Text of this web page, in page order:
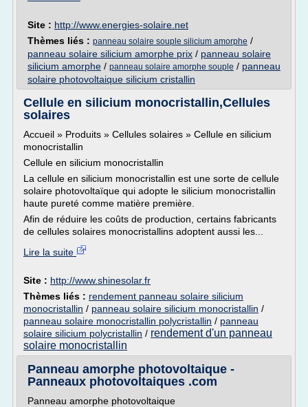
Site : http://www.energies-solaire.net
Thèmes liés : panneau solaire souple silicium amorphe /
panneau solaire silicium amorphe prix / panneau solaire
silicium amorphe / panneau solaire amorphe souple / panneau
solaire photovoltaique silicium cristallin
Cellule en silicium monocristallin,Cellules
solaires
Accueil » Produits » Cellules solaires » Cellule en silicium
monocristallin
Cellule en silicium monocristallin
La cellule en silicium monocristallin est une sorte de cellule
solaire photovoltaïque qui adopte le silicium monocristallin
haute pureté comme matière première.
Afin de réduire les coûts de production, certains fabricants
de cellules solaires monocristallins adoptent aussi les...
Lire la suite
Site : http://www.shinesolar.fr
Thèmes liés : rendement panneau solaire silicium
monocristallin / panneau solaire silicium monocristallin /
panneau solaire monocristallin polycristallin / panneau
solaire silicium polycristallin / rendement d'un panneau
solaire monocristallin
Panneau amorphe photovoltaique -
Panneaux photovoltaiques .com
Panneau amorphe photovoltaique